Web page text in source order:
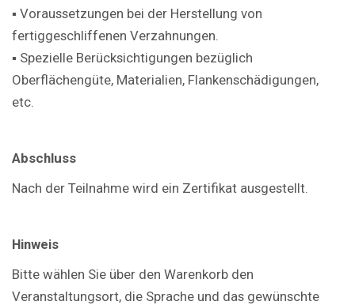
▪ Voraussetzungen bei der Herstellung von
fertiggeschliffenen Verzahnungen.
▪ Spezielle Berücksichtigungen bezüglich
Oberflächengüte, Materialien, Flankenschädigungen,
etc.
Abschluss
Nach der Teilnahme wird ein Zertifikat ausgestellt.
Hinweis
Bitte wählen Sie über den Warenkorb den
Veranstaltungsort, die Sprache und das gewünschte